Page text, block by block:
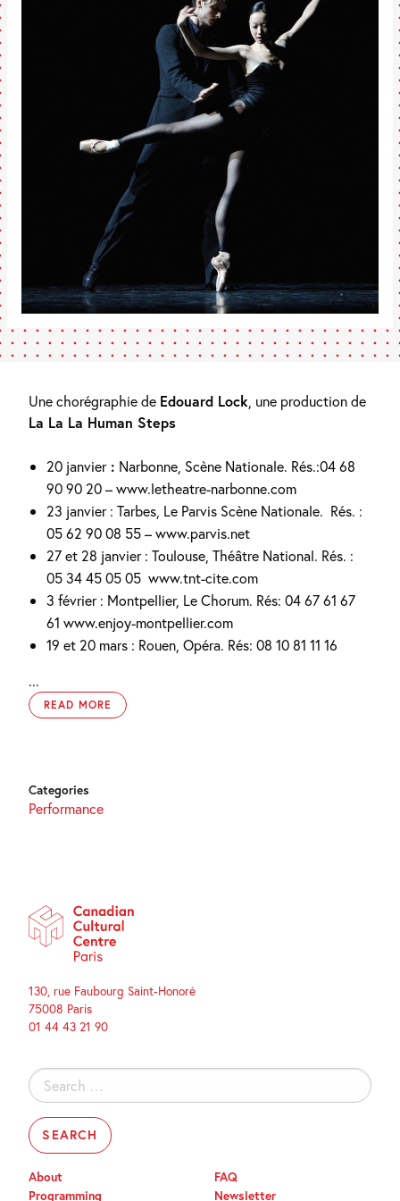
Une chorégraphie de Edouard Lock , une production de
La La La Human Steps
20 janvier: Narbonne, Scène Nationale. Rés.:04 68
90 90 20–www.letheatre-narbonne.com
23 janvier : Tarbes, Le Parvis Scène Nationale. Rés. :
05 62 90 08 55–www.parvis.net
27 et 28 janvier : Toulouse, Théâtre National. Rés. :
05 34 45 05 05 www.tnt-cite.com
3 février : Montpellier, Le Chorum. Rés: 04 67 61 67
61 www.enjoy-montpellier.com
19 et 20 mars : Rouen, Opéra. Rés: 08 10 81 11 16
...
READ MORE
Categories
Performance
130, rue Faubourg Saint-Honoré
75008 Paris
01 44 43 21 90
Search
for:
About
Programming
FAQ
Newsletter